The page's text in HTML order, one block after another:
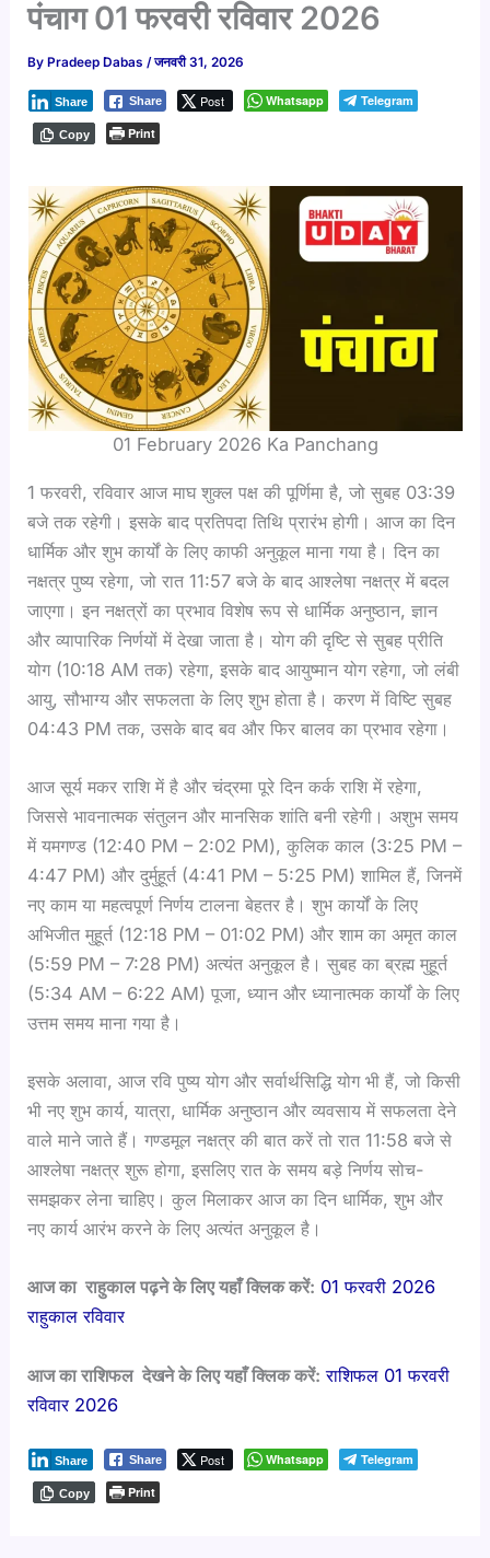
पंचाग 01 फरवरी रविवार 2026
By Pradeep Dabas/जनवरी 31, 2026
Share Post
Share Whatsapp Telegram
Copy Print
01 February 2026 Ka Panchang
1 फरवरी, रविवार आज माघ शुक्ल पक्ष की पूर्णिमा है, जो सुबह 03:39
बजे तक रहेगी। इसके बाद प्रतिपदा तिथि प्रारंभ होगी। आज का दिन
धार्मिक और शुभ कार्यों के लिए काफी अनुकूल माना गया है। दिन का
नक्षत्र पुष्य रहेगा, जो रात 11:57 बजे के बाद आश्लेषा नक्षत्र में बदल
जाएगा। इन नक्षत्रों का प्रभाव विशेष रूप से धार्मिक अनुष्ठान, ज्ञान
और व्यापारिक निर्णयों में देखा जाता है। योग की दृष्टि से सुबह प्रीति
योग (10:18 AM तक) रहेगा, इसके बाद आयुष्मान योग रहेगा, जो लंबी
आयु, सौभाग्य और सफलता के लिए शुभ होता है। करण में विष्टि सुबह
04:43 PM तक, उसके बाद बव और फिर बालव का प्रभाव रहेगा।
आज सूर्य मकर राशि में है और चंद्रमा पूरे दिन कर्क राशि में रहेगा,
जिससे भावनात्मक संतुलन और मानसिक शांति बनी रहेगी। अशुभ समय
में यमगण्ड (12:40 PM – 2:02 PM), कुलिक काल (3:25 PM –
4:47 PM) और दुर्मुहूर्त (4:41 PM – 5:25 PM) शामिल हैं, जिनमें
नए काम या महत्वपूर्ण निर्णय टालना बेहतर है। शुभ कार्यों के लिए
अभिजीत मुहूर्त (12:18 PM – 01:02 PM) और शाम का अमृत काल
(5:59 PM – 7:28 PM) अत्यंत अनुकूल है। सुबह का ब्रह्म मुहूर्त
(5:34 AM – 6:22 AM) पूजा, ध्यान और ध्यानात्मक कार्यों के लिए
उत्तम समय माना गया है।
इसके अलावा, आज रवि पुष्य योग और सर्वार्थसिद्धि योग भी हैं, जो किसी
भी नए शुभ कार्य, यात्रा, धार्मिक अनुष्ठान और व्यवसाय में सफलता देने
वाले माने जाते हैं। गण्डमूल नक्षत्र की बात करें तो रात 11:58 बजे से
आश्लेषा नक्षत्र शुरू होगा, इसलिए रात के समय बड़े निर्णय सोच-
समझकर लेना चाहिए। कुल मिलाकर आज का दिन धार्मिक, शुभ और
नए कार्य आरंभ करने के लिए अत्यंत अनुकूल है।
आज का राहुकाल पढ़ने के लिए यहाँ क्लिक करें: 01 फरवरी 2026
राहुकाल रविवार
आज का राशिफल देखने के लिए यहाँ क्लिक करें: राशिफल 01 फरवरी
रविवार 2026
Share Post
Share Whatsapp Telegram
Copy Print